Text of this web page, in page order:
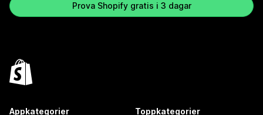
Prova Shopify gratis i 3 dagar
Appkategorier Toppkategorier